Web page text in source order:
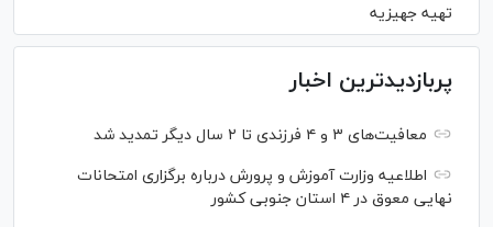
تهیه جهیزیه
پربازدیدترین اخبار
معافیت‌های ۳ و ۴ فرزندی تا ۲ سال دیگر تمدید شد
اطلاعیه وزارت آموزش و پرورش درباره برگزاری امتحانات
نهایی معوق در ۴ استان جنوبی کشور